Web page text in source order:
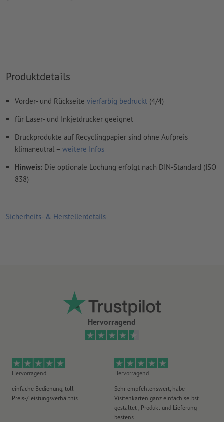
Produktdetails
Vorder- und Rückseite vierfarbig bedruckt (4/4)
für Laser- und Inkjetdrucker geeignet
Druckprodukte auf Recyclingpapier sind ohne Aufpreis
klimaneutral – weitere Infos
Hinweis: Die optionale Lochung erfolgt nach DIN-Standard (ISO
838)
Sicherheits- & Herstellerdetails
Hervorragend
Hervorragend
einfache Bedienung, toll
Preis-/Leistungsverhältnis
Hervorragend
Sehr empfehlenswert, habe
Visitenkarten ganz einfach selbst
gestaltet , Produkt und Lieferung
bestens